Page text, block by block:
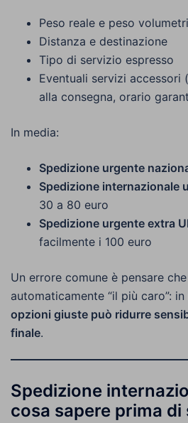
Peso reale e peso
Distanza e destinazione
Tipo di servizio espresso
Eventuali servizi accessori
alla consegna, orario
In media:
Spedizione urgente
Spedizione internazionale
30 a 80 euro
Spedizione urgente extra
facilmente i 100 euro
Un errore comune è pensare
automaticamente “il più caro”: in
opzioni giuste può ridurre
finale.
Spedizione
cosa sapere prima di